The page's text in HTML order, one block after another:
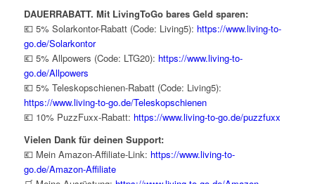
DAUERRABATT. Mit LivingToGo bares Geld sparen:
💶 5% Solarkontor-Rabatt (Code: Living5): https://www.living-to-
go.de/Solarkontor
💶 5% Allpowers (Code: LTG20): https://www.living-to-
go.de/Allpowers
💶 5% Teleskopschienen-Rabatt (Code: Living5):
https://www.living-to-go.de/Teleskopschienen
💶 10% PuzzFuxx-Rabatt: https://www.living-to-go.de/puzzfuxx
Vielen Dank für deinen Support:
💶 Mein Amazon-Affiliate-Link: https://www.living-to-
go.de/Amazon-Affiliate